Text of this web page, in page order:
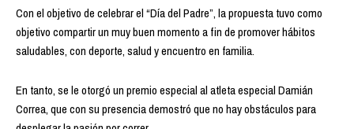
Con el objetivo de celebrar el “Día del Padre”, la propuesta tuvo como
objetivo compartir un muy buen momento a fin de promover hábitos
saludables, con deporte, salud y encuentro en familia.
En tanto, se le otorgó un premio especial al atleta especial Damián
Correa, que con su presencia demostró que no hay obstáculos para